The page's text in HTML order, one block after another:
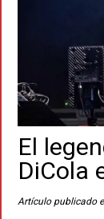
El
DiCola
Artículo publicado